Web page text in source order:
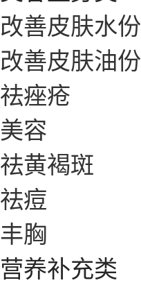
改善皮肤水份
改善皮肤油份
祛痤疮
美容
祛黄褐斑
祛痘
丰胸
营养补充类